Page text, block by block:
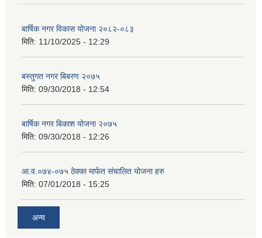
बार्षिक नगर विकास योजना २०८२-०८३
मिति: 11/10/2025 - 12:29
बस्तुगत नगर बिबरण २०७५
मिति: 09/30/2018 - 12:54
बार्षिक नगर बिकाश योजना २०७५
मिति: 09/30/2018 - 12:26
आ.व.०७४-०७५ ठेक्का मार्फत संचालित योजना हरु
मिति: 07/01/2018 - 15:25
अन्य